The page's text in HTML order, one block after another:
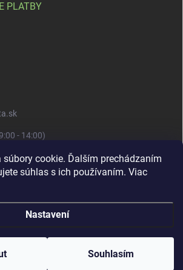
súbory cookie. Ďalším prechádzaním
súhlas s ich používaním. Viac
Nastavení
Souhlasím
PLATBY
- 14:00)
Vytvořil Shoptet
- life - health - beauty. Všechna práva vyhrazena.
Upravit nastavení cookies